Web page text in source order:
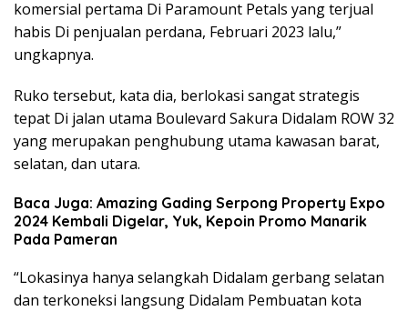
komersial pertama Di Paramount Petals yang terjual
habis Di penjualan perdana, Februari 2023 lalu,”
ungkapnya.
Ruko tersebut, kata dia, berlokasi sangat strategis
tepat Di jalan utama Boulevard Sakura Didalam ROW 32
yang merupakan penghubung utama kawasan barat,
selatan, dan utara.
Baca Juga: Amazing Gading Serpong Property Expo
2024 Kembali Digelar, Yuk, Kepoin Promo Manarik
Pada Pameran
“Lokasinya hanya selangkah Didalam gerbang selatan
dan terkoneksi langsung Didalam Pembuatan kota